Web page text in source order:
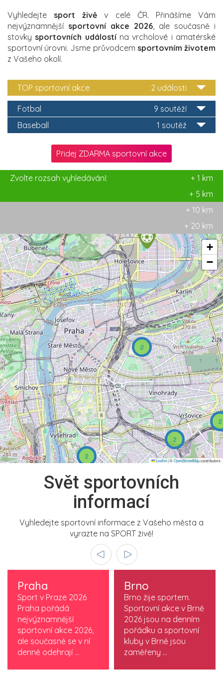
Vyhledejte sport živě v celé ČR. Přinášíme Vám
nejvýznamnější sportovní akce 2026, ale současně i
stovky sportovních událostína vrcholové i amatérské
sportovní úrovni. Jsme průvodcem sportovním životem
z Vašeho okolí.
2 události
TOP sportovní akce
9 soutěží
Fotbal
1 soutěž
Baseball
Přidej ZDARMA sportovní akce
Zvolte rozsah vyhledávání:
+ 1 km
+ 5 km
+ 10 km
+ 20 km
2
2
2
2
+
−
Leaflet|©OpenStreetMapcontributors
Svět sportovních
informací
Vyhledejte sportovní informace z Vašeho města a
vyrazte na SPORT živě!
Praha
Sport v Praze 2026
Praha pořádá
nejvýznamnější
sportovní akce 2026,
ale současně se v ní
denně odehrají ...
Brno
Brno žije sportem.
Sportovní akce v Brně
2026 jsou na denním
pořádku a sportovní
kluby v Brně jsou
zaměřeny ...